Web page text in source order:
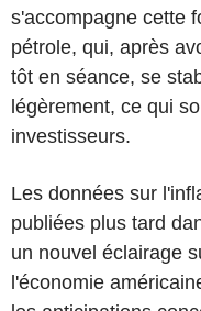
s'accompagne cette
pétrole, qui, après
tôt en séance, se
légèrement, ce qui
investisseurs.
Les données sur
publiées plus tard
un nouvel éclairage
l'économie